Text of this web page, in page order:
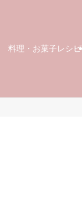
料理・お菓子レシピ